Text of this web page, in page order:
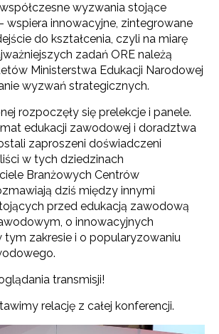
wyzwania stojące
wspiera innowacyjne, zintegrowane
do kształcenia, czyli na miarę
zadań ORE należą
Ministerstwa Edukacji Narodowej
wyzwań strategicznych.
rozpoczęły się prelekcje i panele.
edukacji zawodowej i doradztwa
zaproszeni doświadczeni
w tych dziedzinach
Branżowych Centrów
dziś między innymi
przed edukacją zawodową
o innowacyjnych
tym zakresie i o popularyzowaniu
transmisji!
relację z całej konferencji.